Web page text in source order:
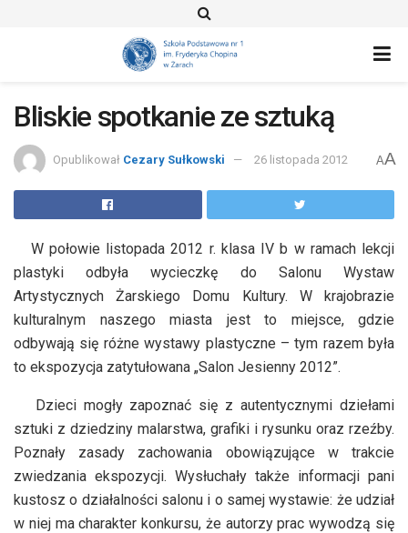
Bliskie spotkanie ze sztuką
Opublikował Cezary Sułkowski 26 listopada 2012 AA
W połowie listopada 2012 r. klasa IV b w ramach lekcji
plastyki odbyła wycieczkę do Salonu Wystaw
Artystycznych Żarskiego Domu Kultury. W krajobrazie
kulturalnym naszego miasta jest to miejsce, gdzie
odbywają się różne wystawy plastyczne – tym razem była
to ekspozycja zatytułowana „Salon Jesienny 2012”.
Dzieci mogły zapoznać się z autentycznymi dziełami
sztuki z dziedziny malarstwa, grafiki i rysunku oraz rzeźby.
Poznały zasady zachowania obowiązujące w trakcie
zwiedzania ekspozycji. Wysłuchały także informacji pani
kustosz o działalności salonu i o samej wystawie: że udział
w niej ma charakter konkursu, że autorzy prac wywodzą się